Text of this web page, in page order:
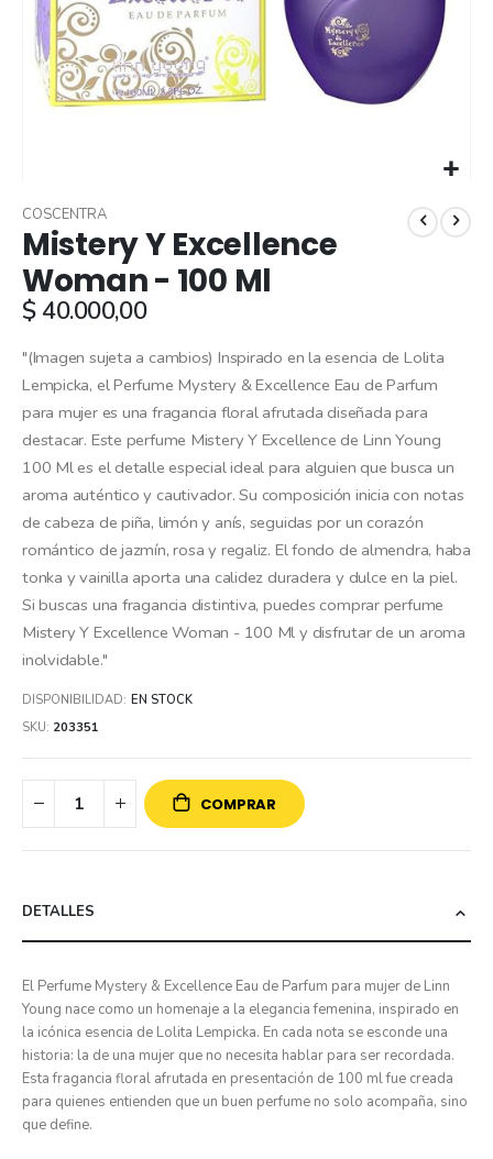
to
the
beginning
of
the
gallery
Mistery Y Excellence
Woman - 100 Ml
COSCENTRA
$ 40.000,00
"(Imagen sujeta a cambios) Inspirado en la esencia de Lolita
Lempicka, el Perfume Mystery & Excellence Eau de Parfum
para mujer es una fragancia floral afrutada diseñada para
destacar. Este perfume Mistery Y Excellence de Linn Young
100 Ml es el detalle especial ideal para alguien que busca un
aroma auténtico y cautivador. Su composición inicia con notas
de cabeza de piña, limón y anís, seguidas por un corazón
romántico de jazmín, rosa y regaliz. El fondo de almendra, haba
tonka y vainilla aporta una calidez duradera y dulce en la piel.
Si buscas una fragancia distintiva, puedes comprar perfume
Mistery Y Excellence Woman - 100 Ml y disfrutar de un aroma
inolvidable."
DISPONIBILIDAD: EN STOCK
SKU 203351
COMPRAR
DETALLES
El Perfume Mystery & Excellence Eau de Parfum para mujer de Linn
Young nace como un homenaje a la elegancia femenina, inspirado en
la icónica esencia de Lolita Lempicka. En cada nota se esconde una
historia: la de una mujer que no necesita hablar para ser recordada.
Esta fragancia floral afrutada en presentación de 100 ml fue creada
para quienes entienden que un buen perfume no solo acompaña, sino
que define.